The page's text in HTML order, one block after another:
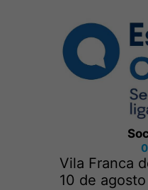
Vila Franca
10 de